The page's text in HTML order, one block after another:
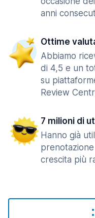
anni
Ottime
Abbiamo
di 4,5 e un
su
Review
7 milioni di
Hanno già
crescita più